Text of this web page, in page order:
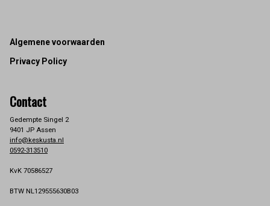
Footer
Algemene voorwaarden
Privacy Policy
Contact
Gedempte Singel 2
9401 JP Assen
info@keskusta.nl
0592-313510
KvK 70586527
BTW NL129555630B03